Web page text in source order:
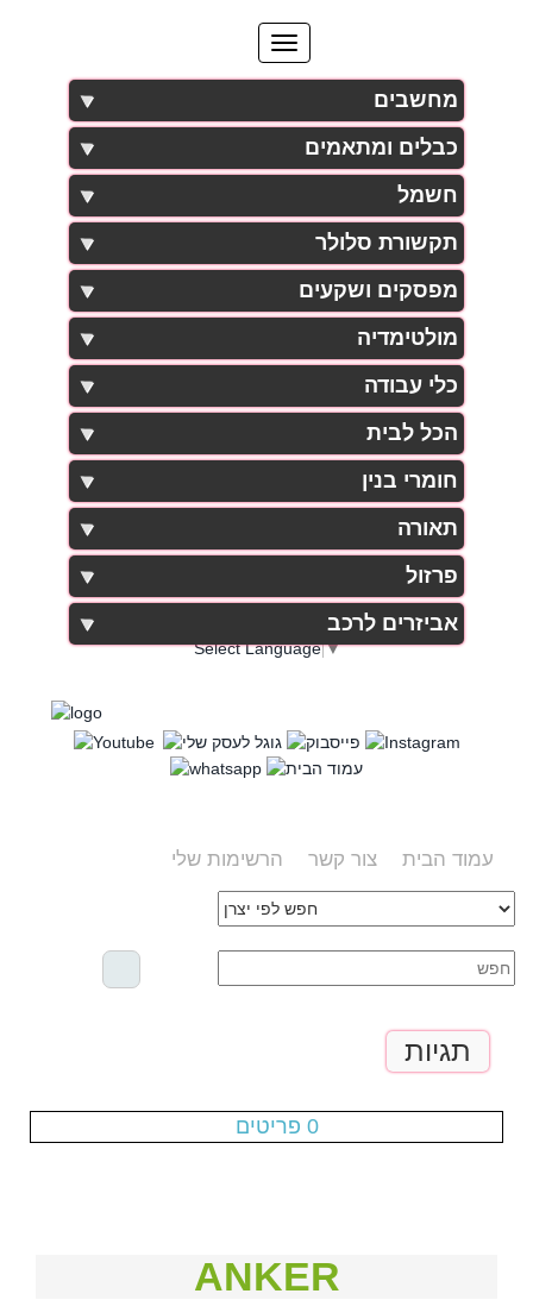
מחשבים
כבלים ומתאמים
חשמל
תקשורת סלולר
מפסקים ושקעים
מולטימדיה
כלי עבודה
הכל לבית
חומרי בנין
תאורה
פרזול
אביזרים לרכב
Select Language▼
הרשימות שלי עמוד הבית צור קשר
תגיות
0 פריטים
ANKER